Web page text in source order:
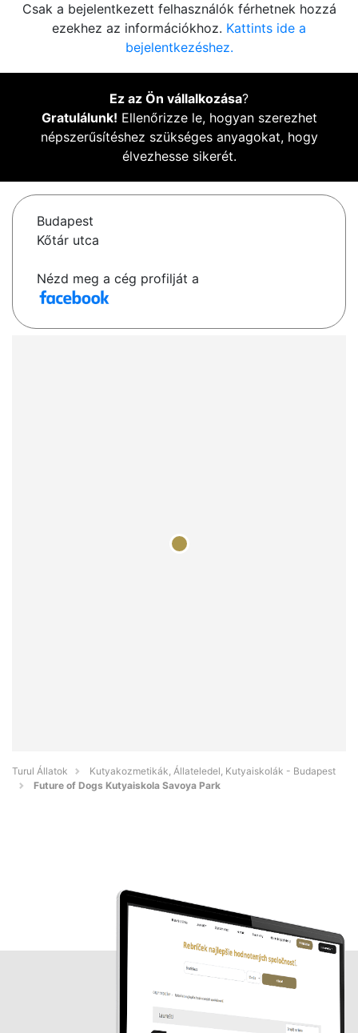
Csak a bejelentkezett felhasználók férhetnek hozzá
ezekhez az információkhoz. Kattints ide a
bejelentkezéshez.
Ez az Ön vállalkozása?
Gratulálunk! Ellenőrizze le, hogyan szerezhet
népszerűsítéshez szükséges anyagokat, hogy
élvezhesse sikerét.
Budapest
Kőtár utca
Nézd meg a cég profilját a
Turul Állatok
Kutyakozmetikák, Állateledel, Kutyaiskolák - Budapest
Future of Dogs Kutyaiskola Savoya Park